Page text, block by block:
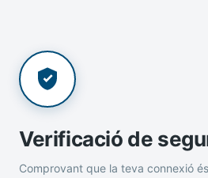
Verificació de
Comprovant que la teva connexió